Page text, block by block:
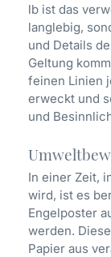
lb ist das
langlebig,
und Details
Geltung
feinen Linien
erweckt und
und
In einer Zeit,
wird, ist es
Engelposter
werden.
Papier aus